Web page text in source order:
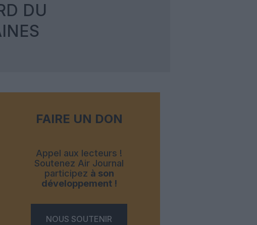
DU
FAIRE UN DON
Appel aux lecteurs !
Soutenez Air Journal
participez à son
développement !
NOUS SOUTENIR